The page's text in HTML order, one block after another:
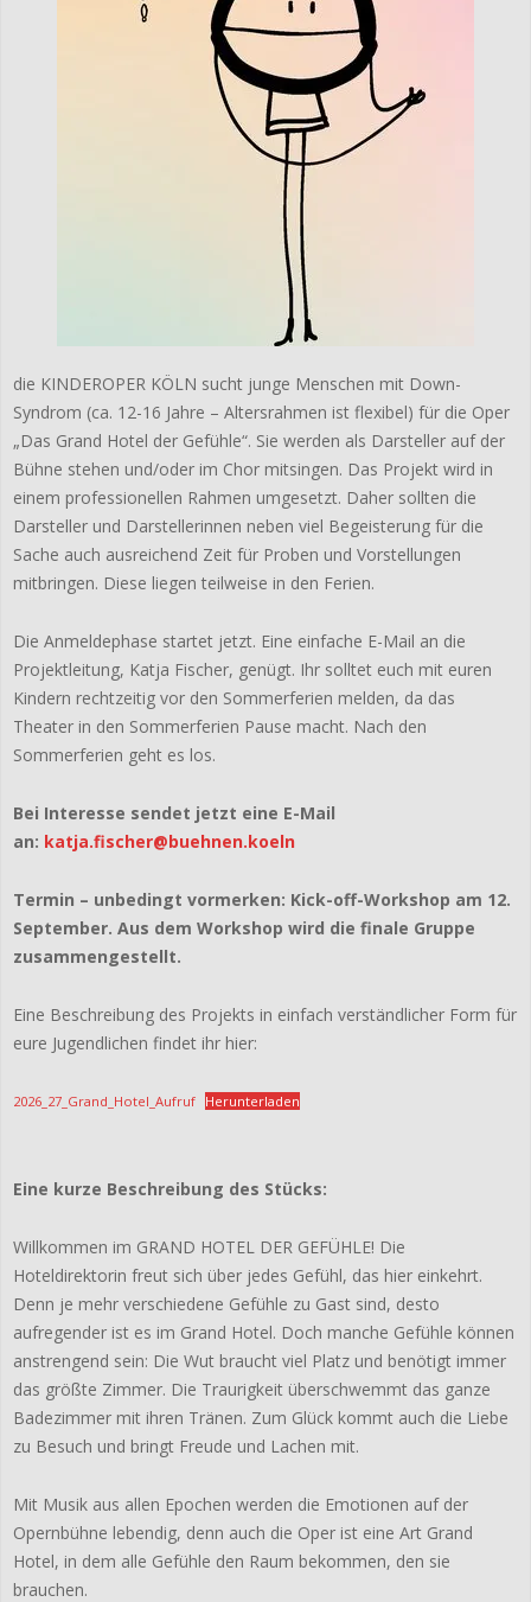
die KINDEROPER KÖLN sucht junge Menschen mit Down-
Syndrom (ca. 12-16 Jahre – Altersrahmen ist flexibel) für die Oper
„Das Grand Hotel der Gefühle“. Sie werden als Darsteller auf der
Bühne stehen und/oder im Chor mitsingen. Das Projekt wird in
einem professionellen Rahmen umgesetzt. Daher sollten die
Darsteller und Darstellerinnen neben viel Begeisterung für die
Sache auch ausreichend Zeit für Proben und Vorstellungen
mitbringen. Diese liegen teilweise in den Ferien.
Die Anmeldephase startet jetzt. Eine einfache E-Mail an die
Projektleitung, Katja Fischer, genügt. Ihr solltet euch mit euren
Kindern rechtzeitig vor den Sommerferien melden, da das
Theater in den Sommerferien Pause macht. Nach den
Sommerferien geht es los.
Bei Interesse sendet jetzt eine E-Mail
an: katja.fischer@buehnen.koeln
Termin – unbedingt vormerken: Kick-off-Workshop am 12.
September. Aus dem Workshop wird die finale Gruppe
zusammengestellt.
Eine Beschreibung des Projekts in einfach verständlicher Form für
eure Jugendlichen findet ihr hier:
2026_27_Grand_Hotel_Aufruf Herunterladen
Eine kurze Beschreibung des Stücks:
Willkommen im GRAND HOTEL DER GEFÜHLE! Die
Hoteldirektorin freut sich über jedes Gefühl, das hier einkehrt.
Denn je mehr verschiedene Gefühle zu Gast sind, desto
aufregender ist es im Grand Hotel. Doch manche Gefühle können
anstrengend sein: Die Wut braucht viel Platz und benötigt immer
das größte Zimmer. Die Traurigkeit überschwemmt das ganze
Badezimmer mit ihren Tränen. Zum Glück kommt auch die Liebe
zu Besuch und bringt Freude und Lachen mit.
Mit Musik aus allen Epochen werden die Emotionen auf der
Opernbühne lebendig, denn auch die Oper ist eine Art Grand
Hotel, in dem alle Gefühle den Raum bekommen, den sie
brauchen.